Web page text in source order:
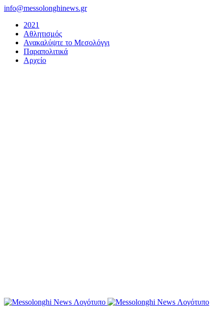
Μετάβαση
περιεχόμενο
info@messolonghinews.gr
2021
Αθλητισμός
Ανακαλύψτε το Μεσολόγγι
Παραπολιτικά
Αρχείο